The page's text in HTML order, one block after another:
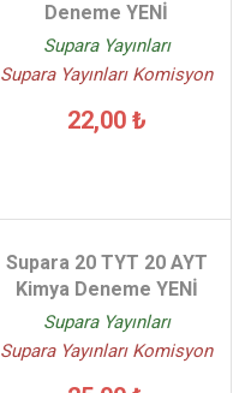
Deneme YENİ
Supara Yayınları
Supara Yayınları Komisyon
22,00 ₺
Supara 20 TYT 20 AYT
Kimya Deneme YENİ
Supara Yayınları
Supara Yayınları Komisyon